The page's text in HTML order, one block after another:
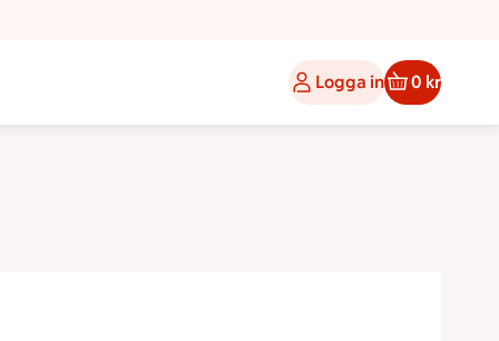
Logga in 0 kr